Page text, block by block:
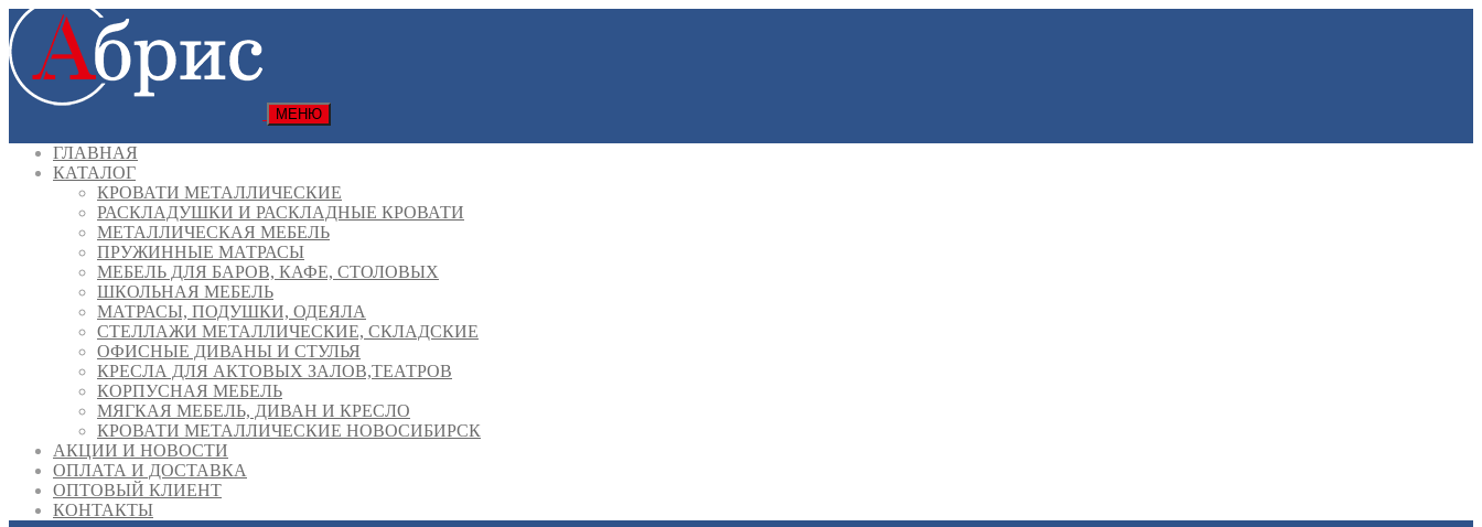
МЕНЮ
ГЛАВНАЯ
КАТАЛОГ
КРОВАТИ МЕТАЛЛИЧЕСКИЕ
РАСКЛАДУШКИ И РАСКЛАДНЫЕ КРОВАТИ
МЕТАЛЛИЧЕСКАЯ МЕБЕЛЬ
ПРУЖИННЫЕ МАТРАСЫ
МЕБЕЛЬ ДЛЯ БАРОВ, КАФЕ, СТОЛОВЫХ
ШКОЛЬНАЯ МЕБЕЛЬ
МАТРАСЫ, ПОДУШКИ, ОДЕЯЛА
СТЕЛЛАЖИ МЕТАЛЛИЧЕСКИЕ, СКЛАДСКИЕ
ОФИСНЫЕ ДИВАНЫ И СТУЛЬЯ
КРЕСЛА ДЛЯ АКТОВЫХ ЗАЛОВ,ТЕАТРОВ
КОРПУСНАЯ МЕБЕЛЬ
МЯГКАЯ МЕБЕЛЬ, ДИВАН И КРЕСЛО
КРОВАТИ МЕТАЛЛИЧЕСКИЕ НОВОСИБИРСК
АКЦИИ И НОВОСТИ
ОПЛАТА И ДОСТАВКА
ОПТОВЫЙ КЛИЕНТ
КОНТАКТЫ